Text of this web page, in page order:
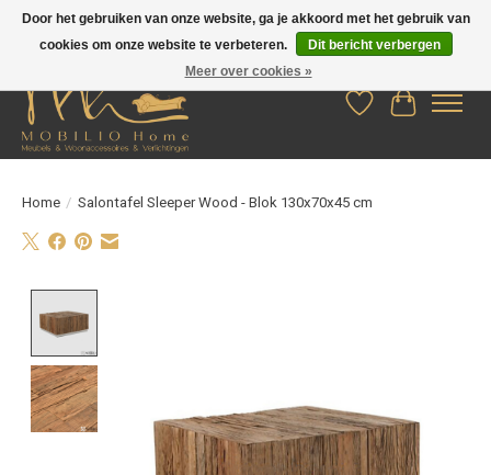
Verlanglijst
Home / Salontafel Sleeper Wood - Blok 130x70x45 cm
Door het gebruiken van onze website, ga je akkoord met het gebruik van
cookies om onze website te verbeteren.
Dit bericht verbergen
Meer over cookies »